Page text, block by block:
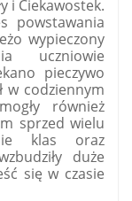
i Ciekawostek.
powstawania
wypieczony
uczniowie
pieczywo
w codziennym
również
sprzed wielu
klas oraz
duże
się w czasie